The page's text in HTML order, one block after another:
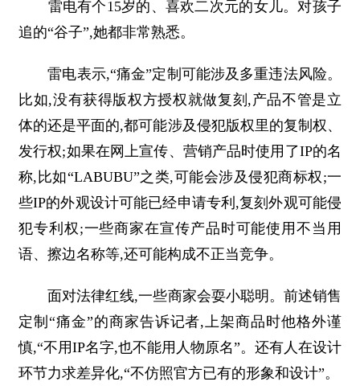
雷电有个15岁的、喜欢二次元的女儿。对孩子
追的“谷子”,她都非常熟悉。
雷电表示,“痛金”定制可能涉及多重违法风险。
比如,没有获得版权方授权就做复刻,产品不管是立
体的还是平面的,都可能涉及侵犯版权里的复制权、
发行权;如果在网上宣传、营销产品时使用了IP的名
称,比如“LABUBU”之类,可能会涉及侵犯商标权;一
些IP的外观设计可能已经申请专利,复刻外观可能侵
犯专利权;一些商家在宣传产品时可能使用不当用
语、擦边名称等,还可能构成不正当竞争。
面对法律红线,一些商家会耍小聪明。前述销售
定制“痛金”的商家告诉记者,上架商品时他格外谨
慎,“不用IP名字,也不能用人物原名”。还有人在设计
环节力求差异化,“不仿照官方已有的形象和设计”。